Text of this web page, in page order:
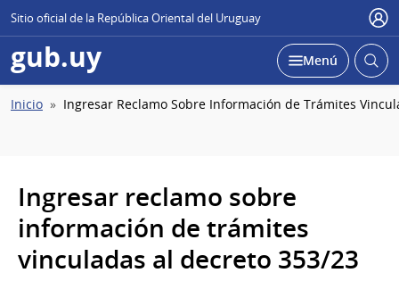
Sitio oficial de la República Oriental del Uruguay
gub.uy Desplegar
Menú Abrir
Ruta
Inicio Ingresar Reclamo Sobre Información de Trámites
Ingresar reclamo sobre
información de trámites
vinculadas al decreto 353/23